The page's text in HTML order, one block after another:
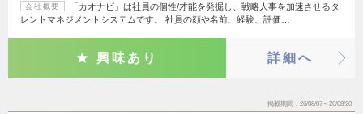
会社概要
「カオナビ」は社員の個性/才能を発掘し、戦略人事を加速させるタ
レントマネジメントシステムです。 社員の顔や名前、経験、評価…
興味あり 詳細へ
掲載期間 26/08/07～26/08/20